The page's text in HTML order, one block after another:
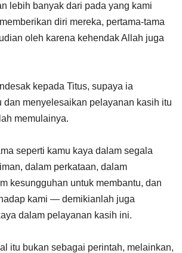
lebih banyak dari pada yang kami
diri mereka, pertama-tama
oleh karena kehendak Allah juga
kepada Titus, supaya ia
dan menyelesaikan pelayanan kasih itu
memulainya.
seperti kamu kaya dalam segala
dalam perkataan, dalam
kesungguhan untuk membantu, dan
kami — demikianlah juga
dalam pelayanan kasih ini.
itu bukan sebagai perintah, melainkan,